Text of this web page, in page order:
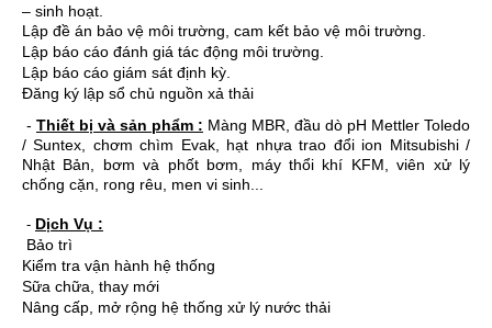
– sinh hoạt.
Lập đề án bảo vệ môi trường, cam kết bảo vệ môi trường.
Lập báo cáo đánh giá tác động môi trường.
Lập báo cáo giám sát định kỳ.
Đăng ký lập sổ chủ nguồn xả thải
- Thiết bị và sản phẩm : Màng MBR, đầu dò pH Mettler Toledo
/ Suntex, chơm chìm Evak, hạt nhựa trao đổi ion Mitsubishi /
Nhật Bản, bơm và phốt bơm, máy thổi khí KFM, viên xử lý
chống cặn, rong rêu, men vi sinh...
- Dịch Vụ :
Bảo trì
Kiểm tra vận hành hệ thống
Sữa chữa, thay mới
Nâng cấp, mở rộng hệ thống xử lý nước thải